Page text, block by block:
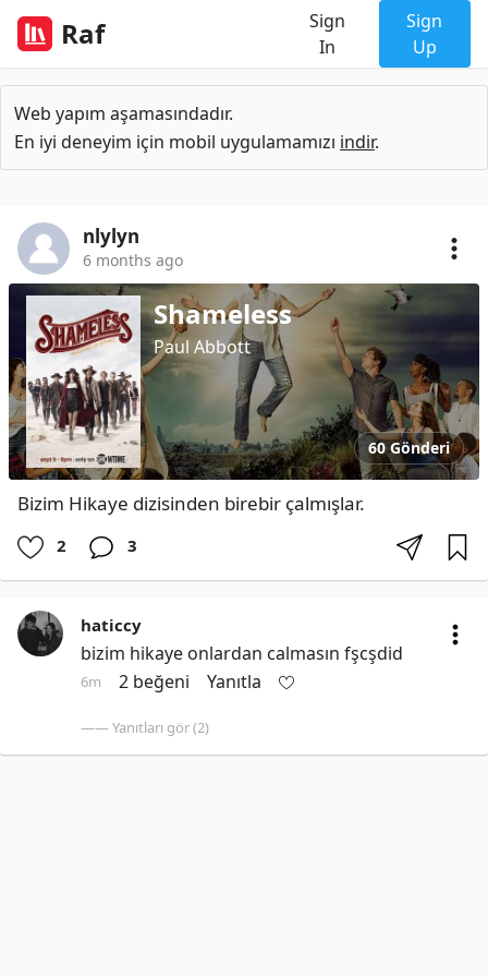
Raf
Sign
In
Sign
Up
Web yapım aşamasındadır.
En iyi deneyim için mobil uygulamamızı indir.
nlylyn
6 months ago
Shameless
Paul Abbott
60 Gönderi
Bizim Hikaye dizisinden birebir çalmışlar.
2 3
haticcy
bizim hikaye onlardan calmasın fşcşdid
6m 2 beğeni Yanıtla
—— Yanıtları gör (2)